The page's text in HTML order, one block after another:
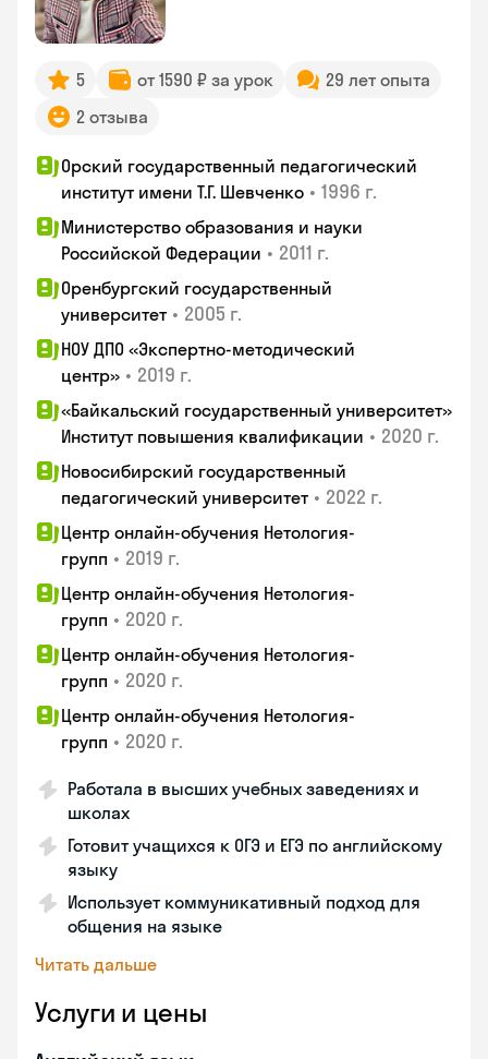
5 от 1590 ₽ за урок
29 лет опыта
2 отзыва
Орский государственный педагогический
институт имени Т.Г. Шевченко • 1996 г.
Министерство образования и науки
Российской Федерации • 2011 г.
Оренбургский государственный
университет • 2005 г.
НОУ ДПО «Экспертно-методический
центр» • 2019 г.
«Байкальский государственный университет»
Институт повышения квалификации • 2020 г.
Новосибирский государственный
педагогический университет • 2022 г.
Центр онлайн-обучения Нетология-
групп • 2019 г.
Центр онлайн-обучения Нетология-
групп • 2020 г.
Центр онлайн-обучения Нетология-
групп • 2020 г.
Центр онлайн-обучения Нетология-
групп • 2020 г.
Работала в высших учебных заведениях и
школах
Готовит учащихся к ОГЭ и ЕГЭ по английскому
языку
Использует коммуникативный подход для
общения на языке
Читать дальше
Услуги и цены